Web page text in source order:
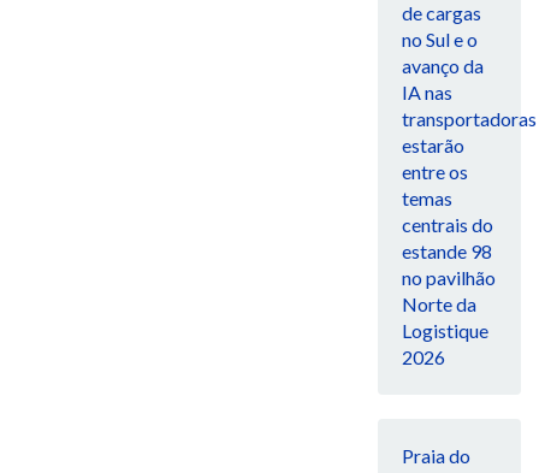
de cargas
no Sul e o
avanço da
IA nas
transportadoras
estarão
entre os
temas
centrais do
estande 98
no pavilhão
Norte da
Logistique
2026
Praia do